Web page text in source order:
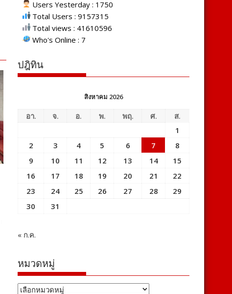
Users Yesterday : 1750
Total Users : 9157315
Total views : 41610596
Who's Online : 7
ปฎิทิน
สิงหาคม 2026
อา. จ. อ. พ. พฤ. ศ.
ส.
1
2
3 4 5 6 7
8
9
10 11 12 13 14
15
16
17 18 19 20 21
22
23
24 25 26 27 28
29
30
31
« ก.ค.
หมวดหมู่
หมวด